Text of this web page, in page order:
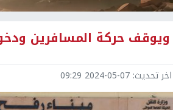
ويوقف حركة المسافرين
اخر تحديث: 2024-05-07 09:29